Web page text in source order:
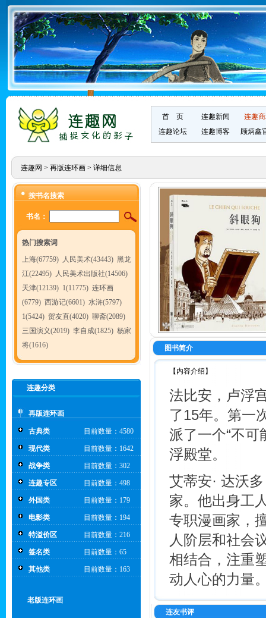
首 页 连趣新闻
连趣
连趣论坛
连趣博客 顾炳鑫
连趣网 > 再版连环画> 详细信息
按书名搜索
书名：
热门搜索词
上海(67759) 人民美术(43443) 黑龙
江(22495) 人民美术出版社(14506)
天津(12139) 1(11775) 连环画
(6779) 西游记(6601) 水浒(5797)
1(5424) 贺友直(4020) 聊斋(2089)
三国演义(2019) 李自成(1825) 杨家
将(1616)
连趣分类
再版连环画
古典类 目前数量：4580
现代类 目前数量：1642
战争类 目前数量：302
连趣专区 目前数量：498
外国类 目前数量：179
电影类 目前数量：194
特溢价区 目前数量：216
签名类 目前数量：65
其他类 目前数量：163
老版连环画
图书简介
【内容介绍】
法比安，卢浮
了15年。第一
派了一个“不可
浮殿堂。
艾蒂安· 达沃
家。他出身工
专职漫画家，
人阶层和社会
相结合，注重
动人心的力量
连友书评